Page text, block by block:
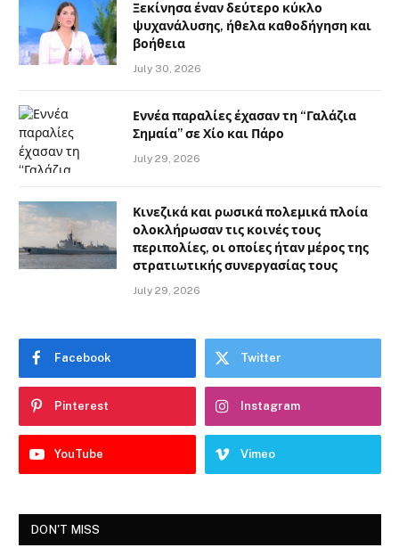
Ξεκίνησα έναν δεύτερο κύκλο
ψυχανάλυσης, ήθελα καθοδήγηση και
βοήθεια
July 30, 2026
Εννέα παραλίες έχασαν τη “Γαλάζια
Σημαία” σε Χίο και Πάρο
July 29, 2026
Κινεζικά και ρωσικά πολεμικά πλοία
ολοκλήρωσαν τις κοινές τους
περιπολίες, οι οποίες ήταν μέρος της
στρατιωτικής συνεργασίας τους
July 29, 2026
Facebook Twitter
Pinterest Instagram
YouTube Vimeo
DON'T MISS